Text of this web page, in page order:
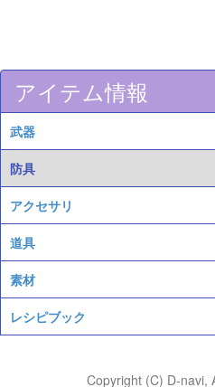
アイテム情報
武器
防具
アクセサリ
道具
素材
レシピブック
Copyright (C) D-navi,